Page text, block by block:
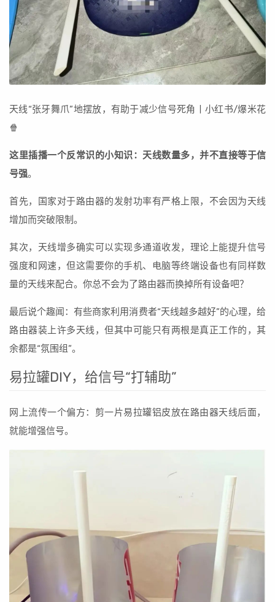
天线“张牙舞爪”地摆放，有助于减少信号死角丨小红书/爆米花
🍿
这里插播一个反常识的小知识：天线数量多，并不直接等于信
号强。
首先，国家对于路由器的发射功率有严格上限，不会因为天线
增加而突破限制。
其次，天线增多确实可以实现多通道收发，理论上能提升信号
强度和网速，但这需要你的手机、电脑等终端设备也有同样数
量的天线来配合。你总不会为了路由器而换掉所有设备吧？
最后说个趣闻：有些商家利用消费者“天线越多越好”的心理，给
路由器装上许多天线，但其中可能只有两根是真正工作的，其
余都是“氛围组”。
易拉罐DIY，给信号“打辅助”
网上流传一个偏方：剪一片易拉罐铝皮放在路由器天线后面，
就能增强信号。